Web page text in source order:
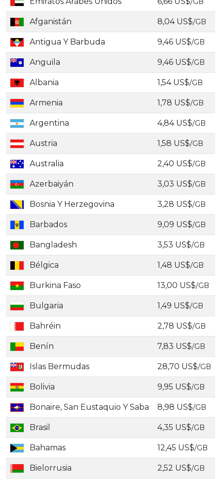
Afganistán 8,04 US$/GB
Antigua Y Barbuda 9,46 US$/GB
Anguila 9,46 US$/GB
Albania 1,54 US$/GB
Armenia 1,78 US$/GB
Argentina 4,84 US$/GB
Austria 1,58 US$/GB
Australia 2,40 US$/GB
Azerbaiyán 3,03 US$/GB
Bosnia Y Herzegovina 3,28 US$/GB
Barbados 9,09 US$/GB
Bangladesh 3,53 US$/GB
Bélgica 1,48 US$/GB
Burkina Faso 13,00 US$/GB
Bulgaria 1,49 US$/GB
Bahréin 2,78 US$/GB
Benín 7,83 US$/GB
Islas Bermudas 28,70 US$/GB
Bolivia 9,95 US$/GB
Bonaire, San Eustaquio Y Saba 8,98 US$/GB
Brasil 4,35 US$/GB
Bahamas 12,45 US$/GB
Bielorrusia 2,52 US$/GB